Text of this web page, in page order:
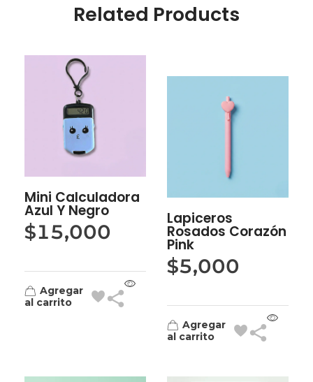
Related Products
Mini Calculadora
Azul Y Negro
$15,000
Agregar
al carrito
Lapiceros
Rosados Corazón
Pink
$5,000
Agregar
al carrito